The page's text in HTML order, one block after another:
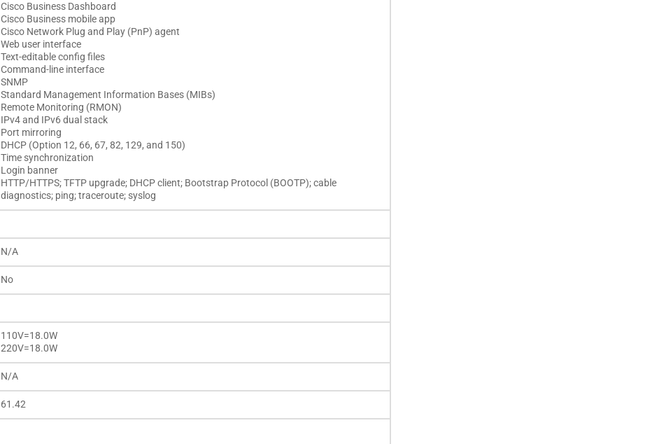
Cisco Business Dashboard
Cisco Business mobile app
Cisco Network Plug and Play (PnP) agent
Web user interface
Text-editable config files
Command-line interface
SNMP
Standard Management Information Bases (MIBs)
Remote Monitoring (RMON)
IPv4 and IPv6 dual stack
Port mirroring
DHCP (Option 12, 66, 67, 82, 129, and 150)
Time synchronization
Login banner
HTTP/HTTPS; TFTP upgrade; DHCP client; Bootstrap Protocol (BOOTP); cable
diagnostics; ping; traceroute; syslog
N/A
No
110V=18.0W
​220V=18.0W
N/A
61.42